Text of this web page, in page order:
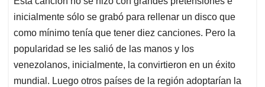
inicialmente sólo se grabó para rellenar un disco que
como mínimo tenía que tener diez canciones. Pero la
popularidad se les salió de las manos y los
venezolanos, inicialmente, la convirtieron en un éxito
mundial. Luego otros países de la región adoptarían la